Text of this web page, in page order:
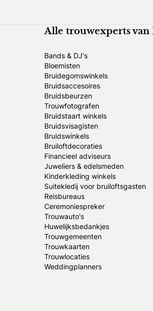
Alle trouwexperts van
Bands & DJ's
Bloemisten
Bruidegomswinkels
Bruidsaccesoires
Bruidsbeurzen
Trouwfotografen
Bruidstaart winkels
Bruidsvisagisten
Bruidswinkels
Bruiloftdecoraties
Financieel adviseurs
Juweliers & edelsmeden
Kinderkleding winkels
Suitekledij voor bruiloftsgasten
Reisbureaus
Ceremoniespreker
Trouwauto's
Huwelijksbedankjes
Trouwgemeenten
Trouwkaarten
Trouwlocaties
Weddingplanners